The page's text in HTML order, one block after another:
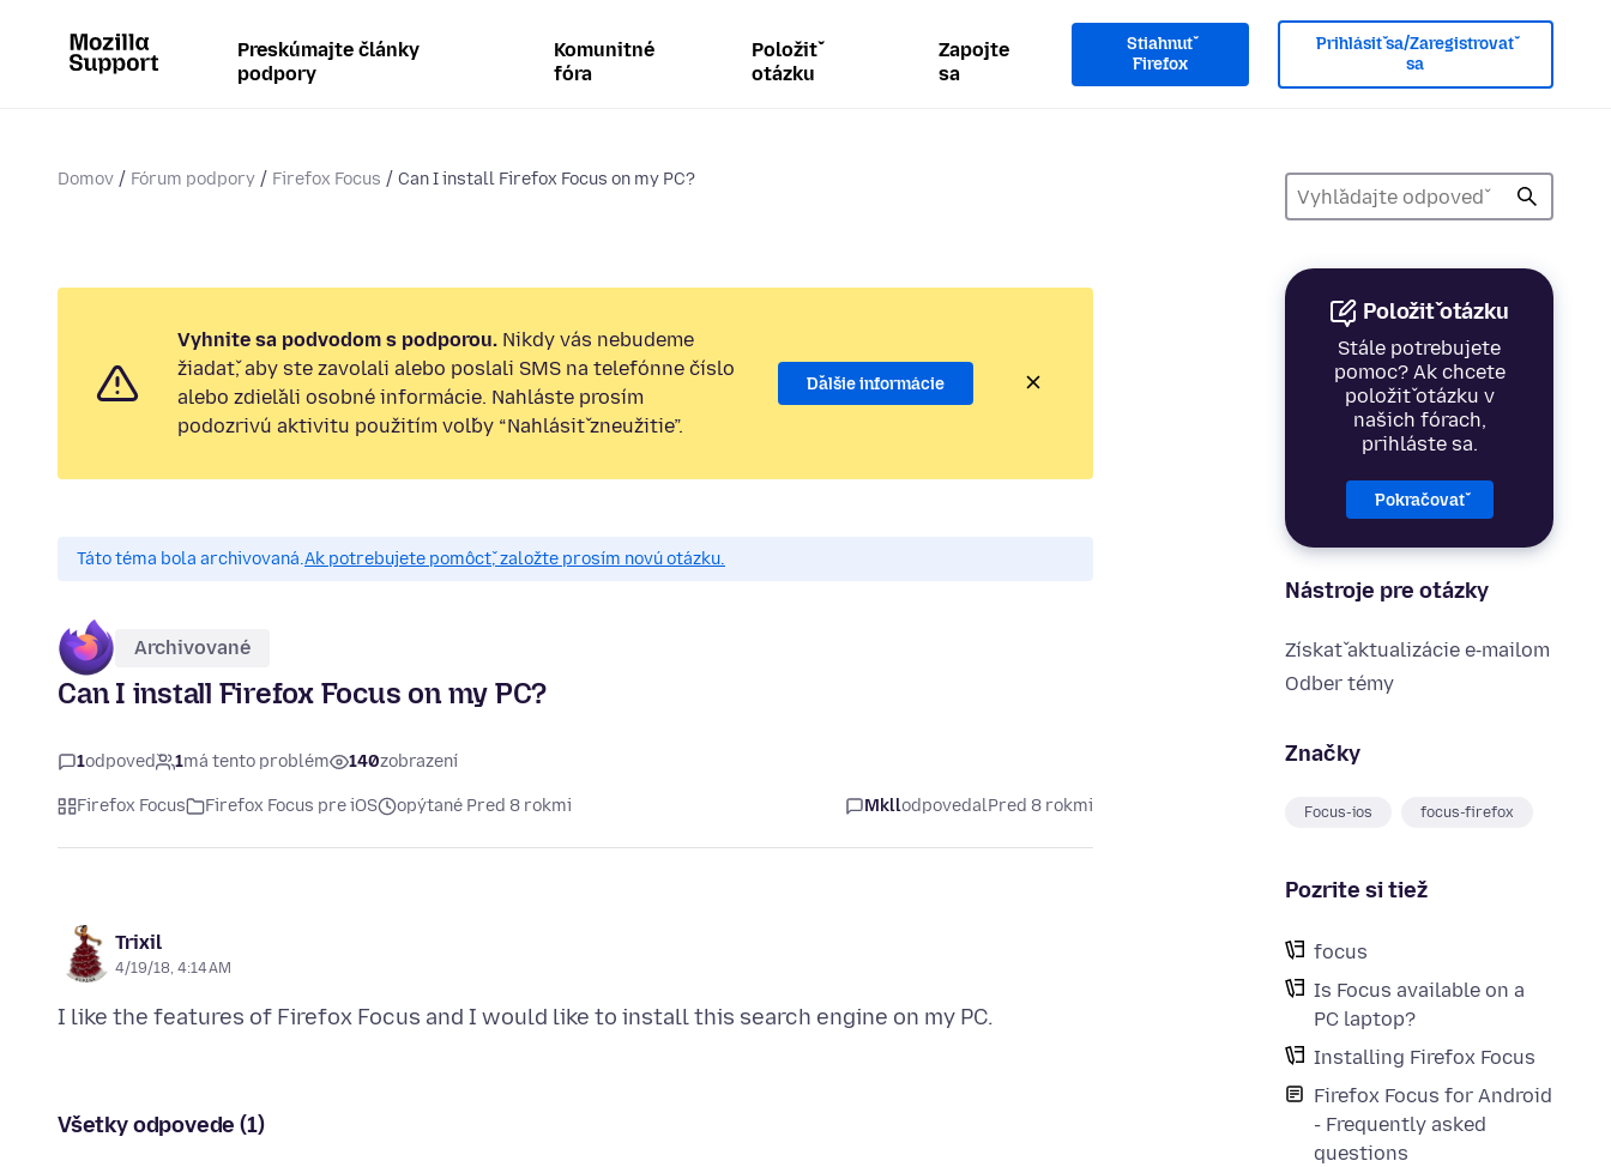
Preskúmajte články
podpory
Komunitné
fóra
Položiť
otázku
Zapojte
sa
Stiahnuť
Firefox
Prihlásiť sa/Zaregistrovať
sa
Domov Fórum podpory Firefox Focus Can I install Firefox Focus on my PC?
Položiť otázku
Stále potrebujete
pomoc? Ak chcete
položiť otázku v
našich fórach,
prihláste sa.
Pokračovať
Nástroje pre otázky
Získať aktualizácie e‑mailom
Odber témy
Značky
Focus-ios focus-firefox
Pozrite si tiež
focus
Is Focus available on a
PC laptop?
Installing Firefox Focus
Firefox Focus for Android
- Frequently asked
questions
Vyhnite sa podvodom s podporou. Nikdy vás nebudeme
žiadať, aby ste zavolali alebo poslali SMS na telefónne číslo
alebo zdieľali osobné informácie. Nahláste prosím
podozrivú aktivitu použitím voľby “Nahlásiť zneužitie”.
Ďalšie informácie
Táto téma bola archivovaná.Ak potrebujete pomôcť, založte prosím novú otázku.
Archivované
Can I install Firefox Focus on my PC?
1odpoveď 1má tento problém 140zobrazení
Firefox Focus Firefox Focus pre iOS opýtané Pred 8 rokmi MkllodpovedalPred 8 rokmi
Trixil
4/19/18, 4:14 AM
Všetky odpovede (1)